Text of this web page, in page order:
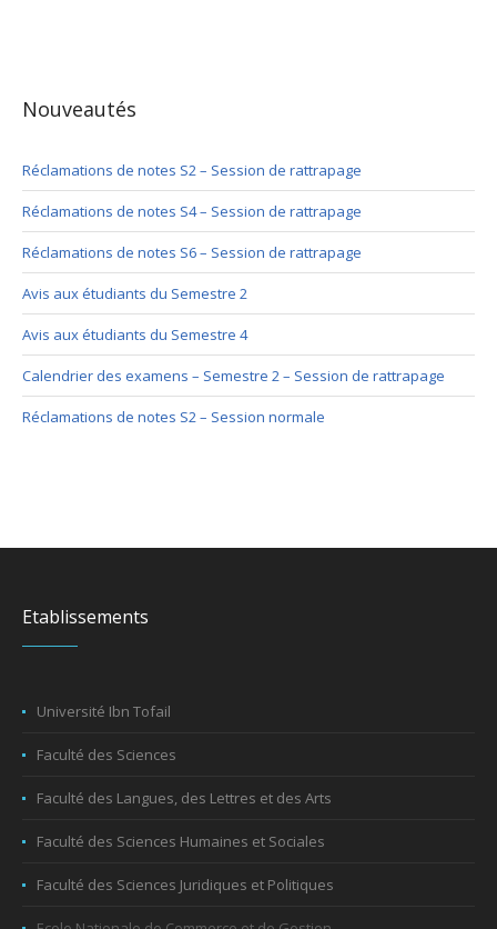
Nouveautés
Réclamations de notes S2 – Session de rattrapage
Réclamations de notes S4 – Session de rattrapage
Réclamations de notes S6 – Session de rattrapage
Avis aux étudiants du Semestre 2
Avis aux étudiants du Semestre 4
Calendrier des examens – Semestre 2 – Session de rattrapage
Réclamations de notes S2 – Session normale
Etablissements
Université Ibn Tofail
Faculté des Sciences
Faculté des Langues, des Lettres et des Arts
Faculté des Sciences Humaines et Sociales
Faculté des Sciences Juridiques et Politiques